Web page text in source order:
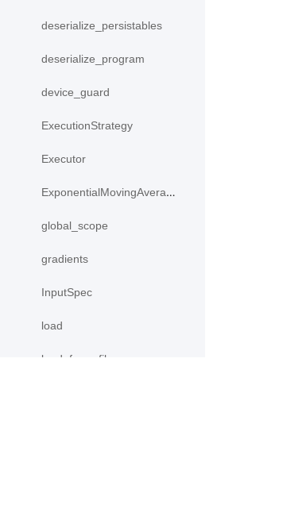
deserialize_persistables
deserialize_program
device_guard
ExecutionStrategy
Executor
ExponentialMovingAverage
global_scope
gradients
InputSpec
load
load_from_file